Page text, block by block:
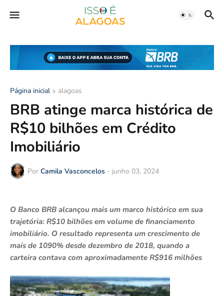
Página inicial alagoas
BRB atinge marca histórica de
R$10 bilhões em Crédito
Imobiliário
Por Camila Vasconcelos - junho 03, 2024
O Banco BRB alcançou mais um marco histórico em sua
trajetória: R$10 bilhões em volume de financiamento
imobiliário. O resultado representa um crescimento de
mais de 1090% desde dezembro de 2018, quando a
carteira contava com aproximadamente R$916 milhões